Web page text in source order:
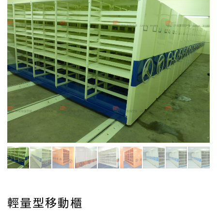
輕量型移動櫃